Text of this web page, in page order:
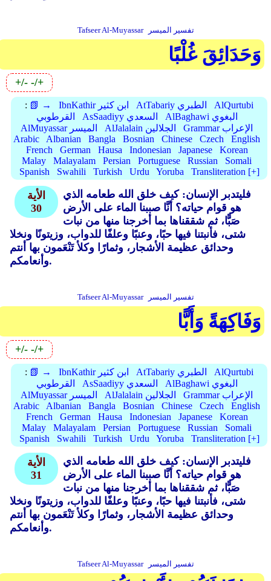
Tafseer Al-Muyassar تفسير الميسر
وَحَدَائِقَ غُلْبًا
+/- -/+
: 📗 → IbnKathir ابن كثير AtTabariy الطبري
AlQurtubi
القرطوبي
AsSaadiyy السعدي
AlBaghawi البغوي
AlMuyassar الميسر
AlJalalain الجلالين
Grammar الإعراب
Arabic
Albanian Bangla Bosnian Chinese Czech
English
French
German Hausa Indonesian Japanese
Korean
Malay
Malayalam Persian Portuguese Russian
Somali
Spanish
Swahili Turkish Urdu Yoruba Transliteration [+]
الأية
30
فليتدبر الإنسان: كيف خلق الله طعامه الذي
هو قوام حياته؟ أنَّا صببنا الماء على الأرض
صَبًّا، ثم شققناها بما أخرجنا منها من نبات
شتى، فأنبتنا فيها حبًا، وعنبًا وعلفًا للدواب، وزيتونًا ونخلا
وحدائق عظيمة الأشجار، وثمارًا وكلأ تَنْعَمون بها أنتم
وأنعامكم.
Tafseer Al-Muyassar تفسير الميسر
وَفَاكِهَةً وَأَبًّا
+/- -/+
: 📗 → IbnKathir ابن كثير AtTabariy الطبري
AlQurtubi
القرطوبي
AsSaadiyy السعدي
AlBaghawi البغوي
AlMuyassar الميسر
AlJalalain الجلالين
Grammar الإعراب
Arabic
Albanian Bangla Bosnian Chinese Czech
English
French
German Hausa Indonesian Japanese
Korean
Malay
Malayalam Persian Portuguese Russian
Somali
Spanish
Swahili Turkish Urdu Yoruba Transliteration [+]
الأية
31
فليتدبر الإنسان: كيف خلق الله طعامه الذي
هو قوام حياته؟ أنَّا صببنا الماء على الأرض
صَبًّا، ثم شققناها بما أخرجنا منها من نبات
شتى، فأنبتنا فيها حبًا، وعنبًا وعلفًا للدواب، وزيتونًا ونخلا
وحدائق عظيمة الأشجار، وثمارًا وكلأ تَنْعَمون بها أنتم
وأنعامكم.
Tafseer Al-Muyassar تفسير الميسر